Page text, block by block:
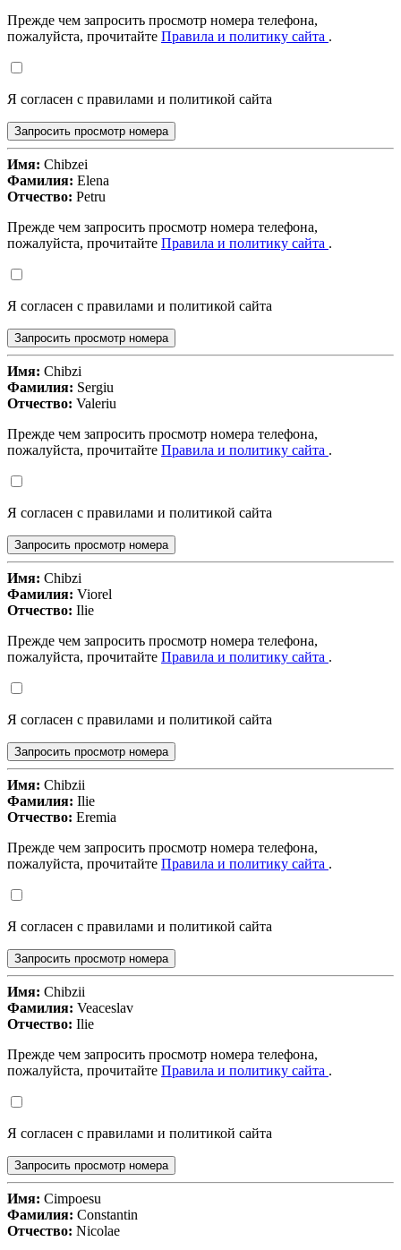
Прежде чем запросить просмотр номера телефона,
пожалуйста, прочитайте Правила и политику сайта .
Я согласен с правилами и политикой сайта
Запросить просмотр номера
Имя: Chibzei
Фамилия: Elena
Отчество: Petru
Прежде чем запросить просмотр номера телефона,
пожалуйста, прочитайте Правила и политику сайта .
Я согласен с правилами и политикой сайта
Запросить просмотр номера
Имя: Chibzi
Фамилия: Sergiu
Отчество: Valeriu
Прежде чем запросить просмотр номера телефона,
пожалуйста, прочитайте Правила и политику сайта .
Я согласен с правилами и политикой сайта
Запросить просмотр номера
Имя: Chibzi
Фамилия: Viorel
Отчество: Ilie
Прежде чем запросить просмотр номера телефона,
пожалуйста, прочитайте Правила и политику сайта .
Я согласен с правилами и политикой сайта
Запросить просмотр номера
Имя: Chibzii
Фамилия: Ilie
Отчество: Eremia
Прежде чем запросить просмотр номера телефона,
пожалуйста, прочитайте Правила и политику сайта .
Я согласен с правилами и политикой сайта
Запросить просмотр номера
Имя: Chibzii
Фамилия: Veaceslav
Отчество: Ilie
Прежде чем запросить просмотр номера телефона,
пожалуйста, прочитайте Правила и политику сайта .
Я согласен с правилами и политикой сайта
Запросить просмотр номера
Имя: Cimpoesu
Фамилия: Constantin
Отчество: Nicolae